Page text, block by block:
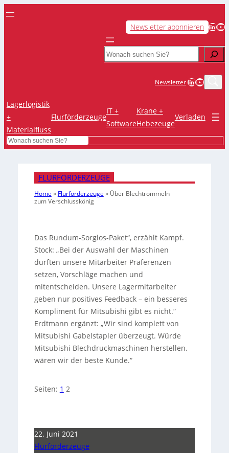
Newsletter abonnieren LinkedIn YouTube
Search
NewsletterLinkedIn
Lagerlogistik
+
Materialfluss
Flurförderzeuge
IT +
Software
Krane +
Hebezeuge
Verladen
Search
FLURFÖRDERZEUGE
Home » Flurförderzeuge » Über Blechtrommeln
zum Verschlusskönig
Das Rundum-Sorglos-Paket“, erzählt Kampf.
Stock: „Bei der Auswahl der Maschinen
durften unsere Mitarbeiter Präferenzen
setzen, Vorschläge machen und
mitentscheiden. Unsere Lagermitarbeiter
geben nur positives Feedback – ein besseres
Kompliment für Mitsubishi gibt es nicht.“
Erdtmann ergänzt: „Wir sind komplett von
Mitsubishi Gabelstapler überzeugt. Würde
Mitsubishi Blechdruckmaschinen herstellen,
wären wir der beste Kunde.“
Seiten: 1 2
22. Juni 2021
Flurförderzeuge